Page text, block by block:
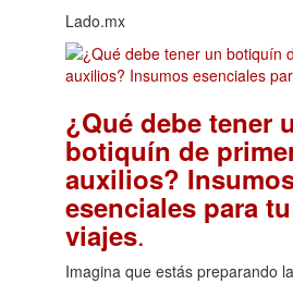
Lado.mx
¿Qué debe tener
botiquín de
auxilios?
esenciales para
viajes.
Imagina que estás preparando